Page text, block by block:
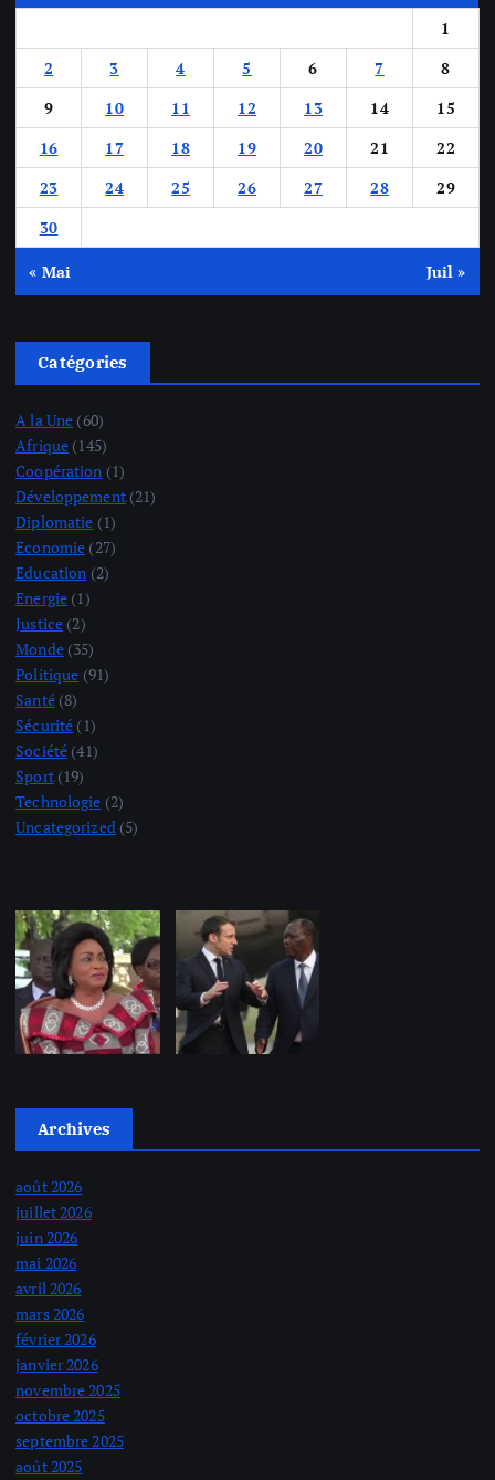
1
2
3 4 5 6 7
8
9
10 11 12 13 14
15
16
17 18 19 20 21
22
23
24 25 26 27 28
29
30
« Mai Juil »
Catégories
A la Une (60)
Afrique (145)
Coopération (1)
Développement(21)
Diplomatie (1)
Economie (27)
Education (2)
Energie (1)
Justice (2)
Monde(35)
Politique (91)
Santé(8)
Sécurité (1)
Société (41)
Sport(19)
Technologie (2)
Uncategorized(5)
Archives
août 2026
juillet 2026
juin 2026
mai 2026
avril 2026
mars 2026
février 2026
janvier 2026
novembre 2025
octobre 2025
septembre 2025
août 2025